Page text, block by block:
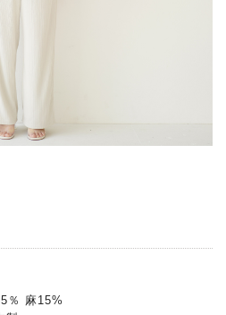
％ 麻15%